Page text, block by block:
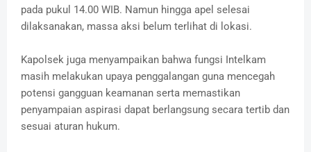
pada pukul 14.00 WIB. Namun hingga apel selesai
dilaksanakan, massa aksi belum terlihat di lokasi.
Kapolsek juga menyampaikan bahwa fungsi Intelkam
masih melakukan upaya penggalangan guna mencegah
potensi gangguan keamanan serta memastikan
penyampaian aspirasi dapat berlangsung secara tertib dan
sesuai aturan hukum.